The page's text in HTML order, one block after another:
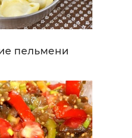
пельмени